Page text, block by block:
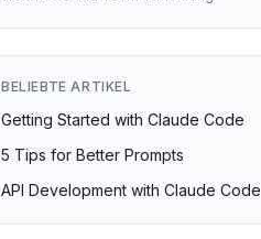
BELIEBTE ARTIKEL
Getting Started with Claude Code
5 Tips for Better Prompts
API Development with Claude Code